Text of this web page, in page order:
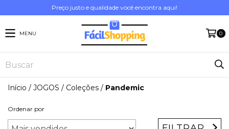
Preço justo e qualidade você encontra aqui!
MENU 0
Início / JOGOS / Coleções / Pandemic
Ordenar por